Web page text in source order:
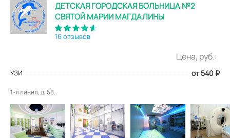
ДЕТСКАЯ ГОРОДСКАЯ БОЛЬНИЦА №2
СВЯТОЙ МАРИИ МАГДАЛИНЫ
16 отзывов
Цена, руб.:
УЗИ от 540 ₽
1-я линия, д. 58.